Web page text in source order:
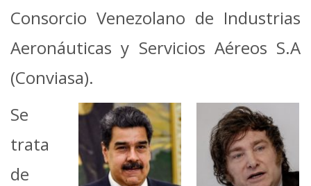
Consorcio Venezolano de Industrias
Aeronáuticas y Servicios Aéreos S.A
(Conviasa).
Se
trata
de